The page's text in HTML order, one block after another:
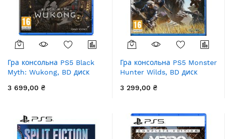
Гра консольна PS5 Black
Myth: Wukong, BD диск
3 699,00 ₴
Гра консольна PS5 Monster
Hunter Wilds, BD диск
3 299,00 ₴